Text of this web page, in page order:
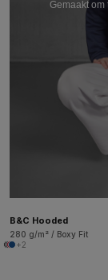
Gemaakt
B&C Hooded
280 g/m² / Boxy Fit
+2